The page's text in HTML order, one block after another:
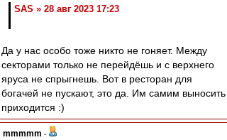
SAS » 28 авг 2023 17:23
Да у нас особо тоже никто не гоняет. Между
секторами только не перейдёшь и с верхнего
яруса не спрыгнешь. Вот в ресторан для
богачей не пускают, это да. Им самим выносить
приходится :)
mmmmm -